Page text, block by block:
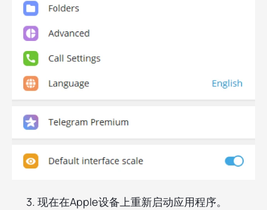
3. 现在在Apple设备上重新启动应用程序。